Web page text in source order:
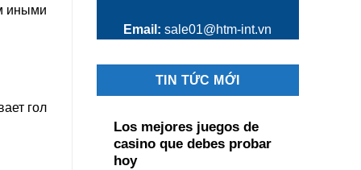
иными
гол
Email: sale01@htm-int.vn
TIN TỨC MỚI
Los mejores juegos de
casino que debes probar
hoy